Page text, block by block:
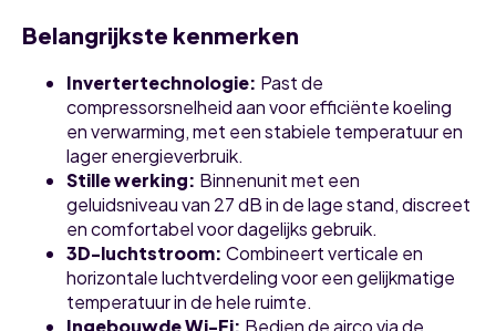
Belangrijkste kenmerken
Invertertechnologie: Past de
compressorsnelheid aan voor efficiënte koeling
en verwarming, met een stabiele temperatuur en
lager energieverbruik.
Stille werking: Binnenunit met een
geluidsniveau van 27 dB in de lage stand, discreet
en comfortabel voor dagelijks gebruik.
3D-luchtstroom: Combineert verticale en
horizontale luchtverdeling voor een gelijkmatige
temperatuur in de hele ruimte.
Ingebouwde Wi-Fi: Bedien de airco via de